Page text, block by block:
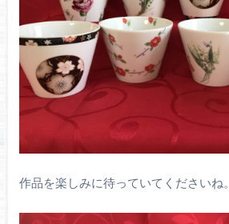
作品を楽しみに待っていてくださいね。